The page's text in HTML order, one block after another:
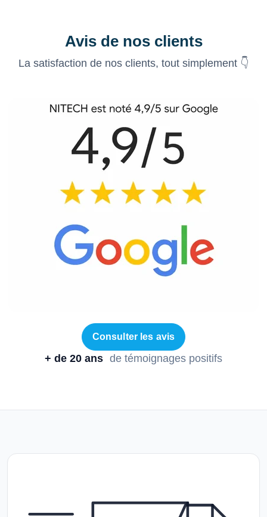
Avis de nos clients
La satisfaction de nos clients, tout simplement 👇
Consulter les avis
+ de 20 ans de témoignages positifs